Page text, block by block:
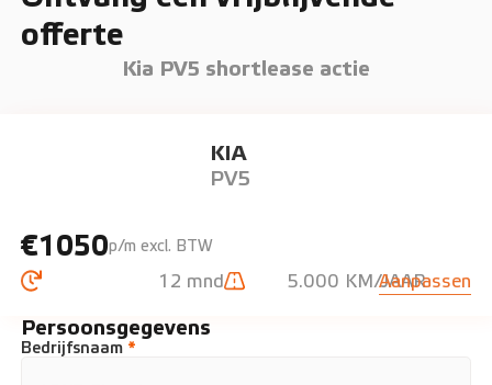
offerte
Kia PV5 shortlease actie
KIA
PV5
€1050p/m excl. BTW
12 mnd 5.000 KM/JAARAanpassen
Persoonsgegevens
Bedrijfsnaam *